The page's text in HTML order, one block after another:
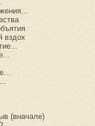
вздох
(вначале)